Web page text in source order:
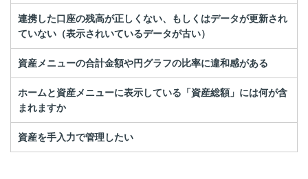
連携した口座の残高が正しくない、もしくはデータが更新され
ていない（表示されいているデータが古い）
資産メニューの合計金額や円グラフの比率に違和感がある
ホームと資産メニューに表示している「資産総額」には何が含
まれますか
資産を手入力で管理したい